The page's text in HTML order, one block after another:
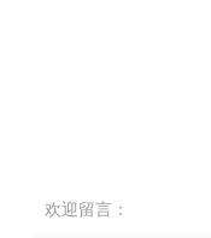
欢迎留言：